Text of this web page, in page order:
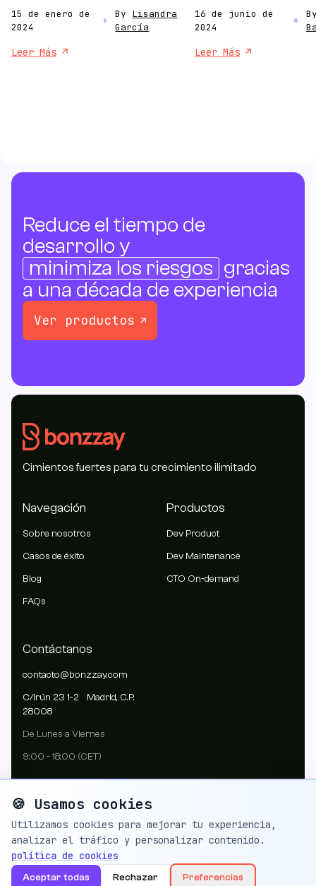
puede aportar según tu objetivo de
negocio.
15 de enero de
2024
By Lisandra
García
Leer Más
tecnológica, reducir
aportar experiencia
16 de junio de
2024
Leer Más
Reduce el tiempo de
desarrollo y
minimiza los riesgos gracias
a una década de experiencia
Ver productos
Cimientos fuertes para tu crecimiento ilimitado
Navegación
Sobre nosotros
Casos de éxito
Blog
FAQs
Productos
Dev Product
Dev Maintenance
CTO On-demand
Contáctanos
contacto@bonzzay.com
C/Irún 23 1-2 Madrid, C.P.
28008
De Lunes a Viernes
9:00 - 18:00 (CET)
© 2024 Bonzzay Desarrollo web S.L. Todos los derechos reservados.
Aviso legal
Política de privacidad Política de cookies
🍪 Usamos cookies
Utilizamos cookies para mejorar tu experiencia,
analizar el tráfico y personalizar contenido.
política de cookies
Aceptar todas Rechazar Preferencias